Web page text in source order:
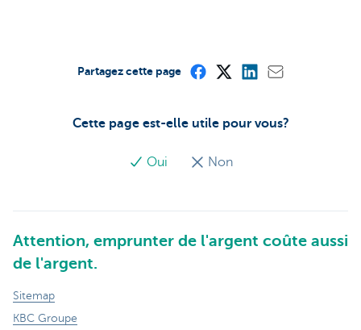
Cette page est-elle utile pour vous?
Oui Non
Partagez cette page
Attention, emprunter de l'argent coûte aussi
de l'argent.
Sitemap
KBC Groupe